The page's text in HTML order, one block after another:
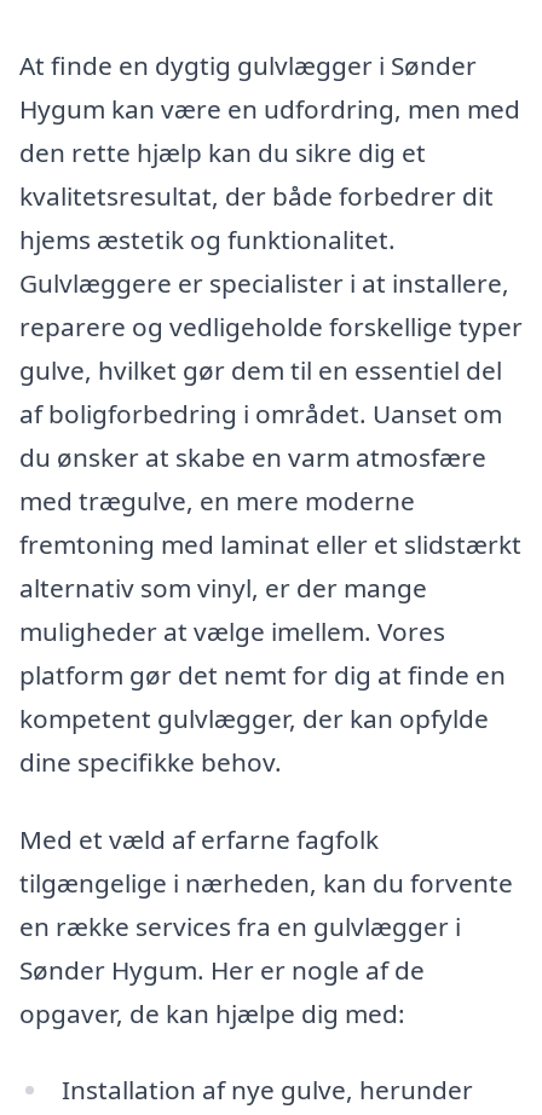
At finde en dygtig gulvlægger i Sønder
Hygum kan være en udfordring, men med
den rette hjælp kan du sikre dig et
kvalitetsresultat, der både forbedrer dit
hjems æstetik og funktionalitet.
Gulvlæggere er specialister i at installere,
reparere og vedligeholde forskellige typer
gulve, hvilket gør dem til en essentiel del
af boligforbedring i området. Uanset om
du ønsker at skabe en varm atmosfære
med trægulve, en mere moderne
fremtoning med laminat eller et slidstærkt
alternativ som vinyl, er der mange
muligheder at vælge imellem. Vores
platform gør det nemt for dig at finde en
kompetent gulvlægger, der kan opfylde
dine specifikke behov.
Med et væld af erfarne fagfolk
tilgængelige i nærheden, kan du forvente
en række services fra en gulvlægger i
Sønder Hygum. Her er nogle af de
opgaver, de kan hjælpe dig med:
Installation af nye gulve, herunder